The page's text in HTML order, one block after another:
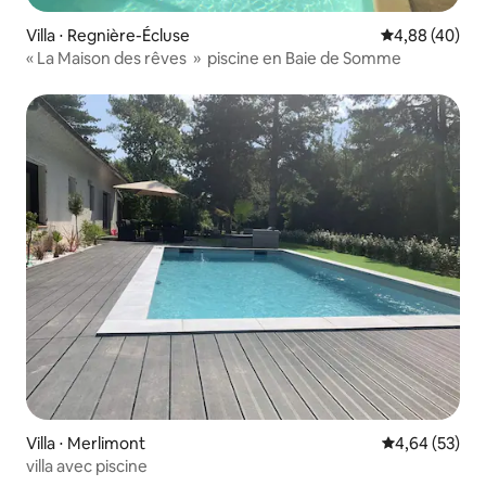
Villa ⋅ Regnière-Écluse Évaluation
4,88 (40)
« La Maison des rêves » piscine en Baie de Somme
Villa ⋅ Merlimont Évaluation
4,64 (53)
villa avec piscine